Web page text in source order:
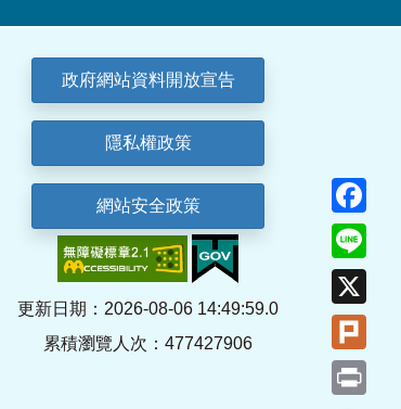
政府網站資料開放宣告
隱私權政策
網站安全政策
更新日期：2026-08-06 14:49:59.0
累積瀏覽人次：477427906